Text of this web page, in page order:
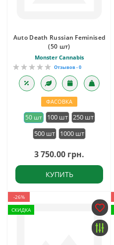
Auto Death Russian Feminised
(50 шт)
Monster Cannabis
Отзывов - 0
ФАСОВКА
50 шт 100 шт 250 шт
500 шт
1000 шт
3 750.00 грн.
КУПИТЬ
-26%
СКИДКА